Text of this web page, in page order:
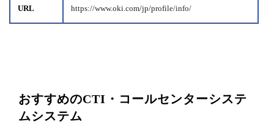
URL https://www.oki.com/jp/profile/info/
おすすめのCTI・コールセンターシステ
ムシステム